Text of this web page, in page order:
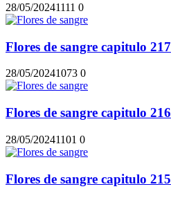
28/05/20241111 0
Flores de sangre capitulo 217
28/05/20241073 0
Flores de sangre capitulo 216
28/05/20241101 0
Flores de sangre capitulo 215